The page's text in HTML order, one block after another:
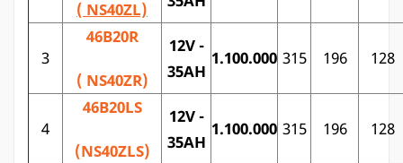
( NS40ZL)
3
46B20R
( NS40ZR)
12V -
35AH
1.100.000 315 196 128
4
46B20LS
(NS40ZLS)
12V -
35AH
1.100.000 315 196 128